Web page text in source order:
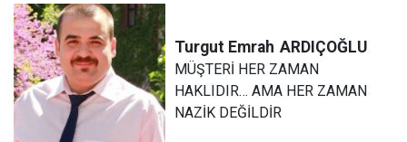
Turgut Emrah ARDIÇOĞLU
MÜŞTERİ HER ZAMAN
HAKLIDIR… AMA HER ZAMAN
NAZİK DEĞİLDİR